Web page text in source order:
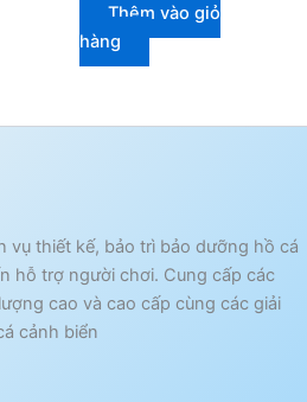
Thêm vào giỏ
hàng
vụ thiết kế, bảo trì bảo dưỡng hồ cá
hỗ trợ người chơi. Cung cấp các
cao và cao cấp cùng các giải
cảnh biển